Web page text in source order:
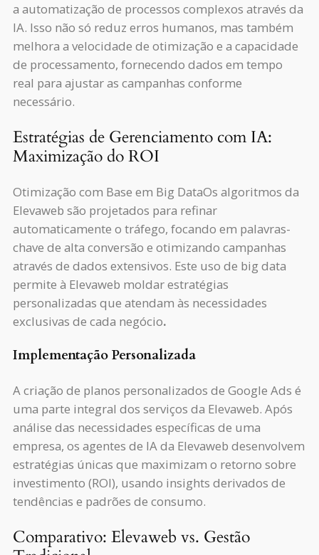
a automatização de processos complexos através da
IA. Isso não só reduz erros humanos, mas também
melhora a velocidade de otimização e a capacidade
de processamento, fornecendo dados em tempo
real para ajustar as campanhas conforme
necessário.
Estratégias de Gerenciamento com IA:
Maximização do ROI
Otimização com Base em Big DataOs algoritmos da
Elevaweb são projetados para refinar
automaticamente o tráfego, focando em palavras-
chave de alta conversão e otimizando campanhas
através de dados extensivos. Este uso de big data
permite à Elevaweb moldar estratégias
personalizadas que atendam às necessidades
exclusivas de cada negócio.
Implementação Personalizada
A criação de planos personalizados de Google Ads é
uma parte integral dos serviços da Elevaweb. Após
análise das necessidades específicas de uma
empresa, os agentes de IA da Elevaweb desenvolvem
estratégias únicas que maximizam o retorno sobre
investimento (ROI), usando insights derivados de
tendências e padrões de consumo.
Comparativo: Elevaweb vs. Gestão